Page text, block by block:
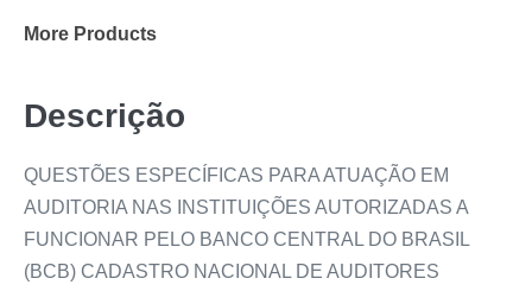
More Products
Descrição
QUESTÕES ESPECÍFICAS PARA ATUAÇÃO EM
AUDITORIA NAS INSTITUIÇÕES AUTORIZADAS A
FUNCIONAR PELO BANCO CENTRAL DO BRASIL
(BCB) CADASTRO NACIONAL DE AUDITORES